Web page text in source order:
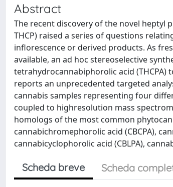
Abstract
The recent discovery of the novel heptyl
THCP) raised a series of questions
inflorescence or derived products. As
available, an ad hoc stereoselective
tetrahydrocannabiphorolic acid
reports an unprecedented targeted
cannabis samples representing four
coupled to highresolution mass
homologs of the most common
cannabichromephorolic acid (CBCPA),
cannabicyclophorolic acid (CBLPA),
Scheda breve Scheda